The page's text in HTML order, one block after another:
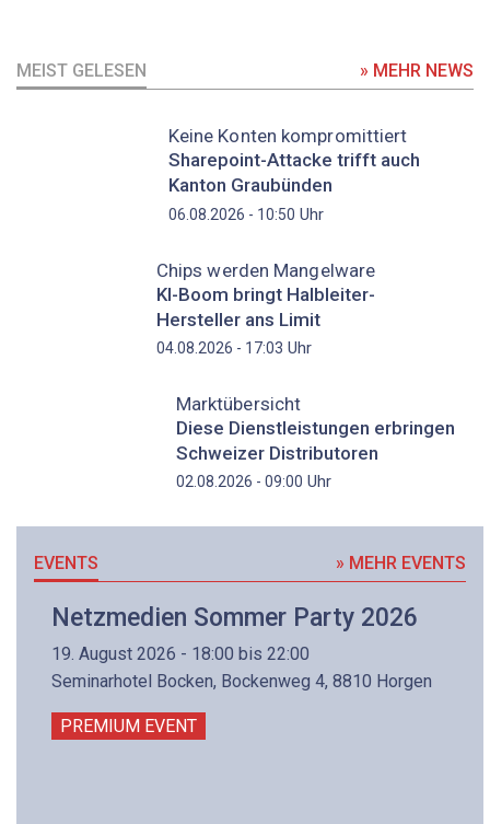
MEIST GELESEN » MEHR NEWS
Keine Konten kompromittiert
Sharepoint-Attacke trifft auch
Kanton Graubünden
06.08.2026 - 10:50 Uhr
Chips werden Mangelware
KI-Boom bringt Halbleiter-
Hersteller ans Limit
04.08.2026 - 17:03 Uhr
Marktübersicht
Diese Dienstleistungen erbringen
Schweizer Distributoren
02.08.2026 - 09:00 Uhr
EVENTS » MEHR EVENTS
Netzmedien Sommer Party 2026
19. August 2026 - 18:00 bis 22:00
Seminarhotel Bocken, Bockenweg 4, 8810 Horgen
PREMIUM EVENT